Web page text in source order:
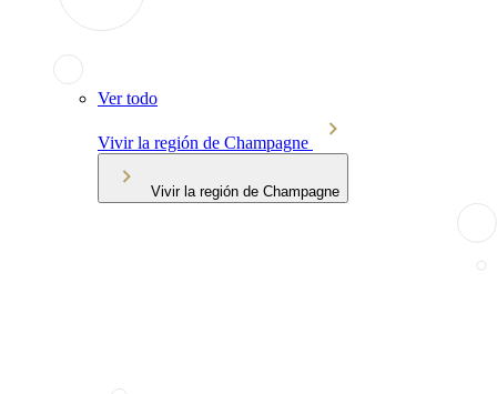
Ver todo
Vivir la región de Champagne
Vivir la región de Champagne